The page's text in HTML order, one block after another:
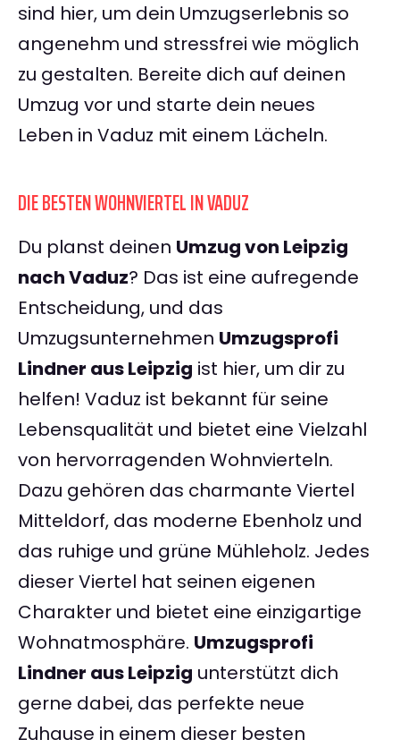
sind hier, um dein Umzugserlebnis so
angenehm und stressfrei wie möglich
zu gestalten. Bereite dich auf deinen
Umzug vor und starte dein neues
Leben in Vaduz mit einem Lächeln.
DIE BESTEN WOHNVIERTEL IN VADUZ
Du planst deinen Umzug von Leipzig
nach Vaduz? Das ist eine aufregende
Entscheidung, und das
Umzugsunternehmen Umzugsprofi
Lindner aus Leipzig ist hier, um dir zu
helfen! Vaduz ist bekannt für seine
Lebensqualität und bietet eine Vielzahl
von hervorragenden Wohnvierteln.
Dazu gehören das charmante Viertel
Mitteldorf, das moderne Ebenholz und
das ruhige und grüne Mühleholz. Jedes
dieser Viertel hat seinen eigenen
Charakter und bietet eine einzigartige
Wohnatmosphäre. Umzugsprofi
Lindner aus Leipzig unterstützt dich
gerne dabei, das perfekte neue
Zuhause in einem dieser besten